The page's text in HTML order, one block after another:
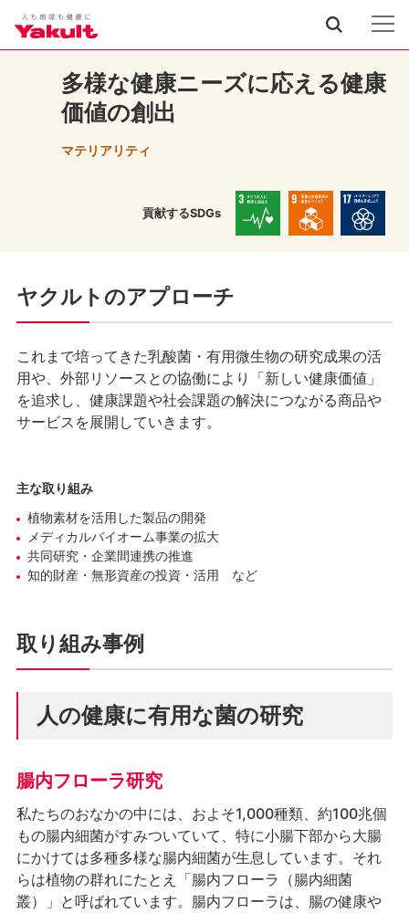
多様な健康ニーズに応える健康
価値の創出
マテリアリティ
貢献するSDGs
ヤクルトのアプローチ
これまで培ってきた乳酸菌・有用微生物の研究成果の活
用や、外部リソースとの協働により「新しい健康価値」
を追求し、健康課題や社会課題の解決につながる商品や
サービスを展開していきます。
主な取り組み
植物素材を活用した製品の開発
メディカルバイオーム事業の拡大
共同研究・企業間連携の推進
知的財産・無形資産の投資・活用 など
取り組み事例
人の健康に有用な菌の研究
腸内フローラ研究
私たちのおなかの中には、およそ1,000種類、約100兆個
もの腸内細菌がすみついていて、特に小腸下部から大腸
にかけては多種多様な腸内細菌が生息しています。それ
らは植物の群れにたとえ「腸内フローラ（腸内細菌
叢）」と呼ばれています。腸内フローラは、腸の健康や